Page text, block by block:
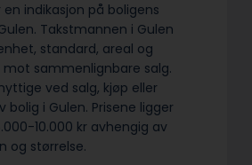
en indikasjon på boligens
Takstmannen i Gulen
standard, areal og
sammenlignbare salg.
ved salg, kjøp eller
bolig i Gulen. Prisene ligger
10.000 kr avhengig av
og størrelse.